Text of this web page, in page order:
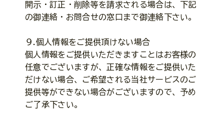
開示・訂正・削除等を請求される場合は、下記
の御連絡・お問合せの窓口まで御連絡下さい。
９.個人情報をご提供頂けない場合
個人情報をご提供いただきますことはお客様の
任意でございますが、正確な情報をご提供いた
だけない場合、ご希望される当社サービスのご
提供等ができない場合がございますので、予め
ご了承下さい。